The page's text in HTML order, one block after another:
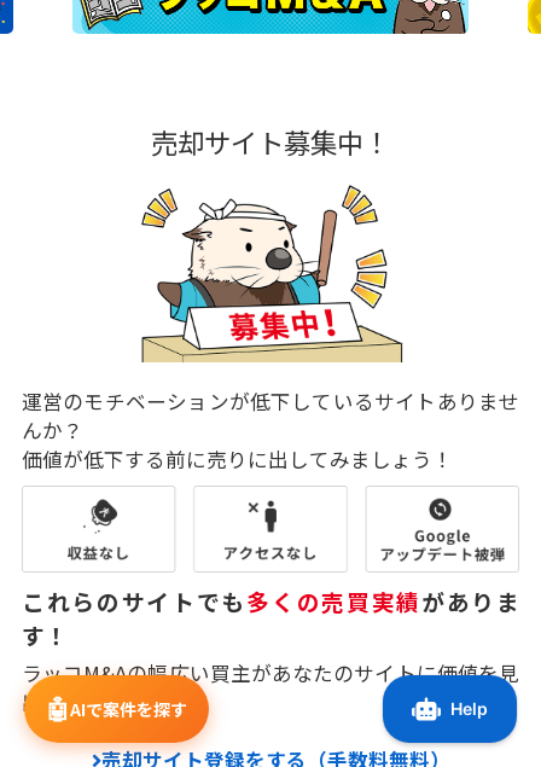
売却サイト募集中！
運営のモチベーションが低下しているサイトありませ
んか？
価値が低下する前に売りに出してみましょう！
これらのサイトでも多くの売買実績がありま
す！
ラッコM&Aの幅広い買主があなたのサイトに価値を見
出してくれます。
売却サイト登録をする（手数料無料）
🤖AIで案件を探す